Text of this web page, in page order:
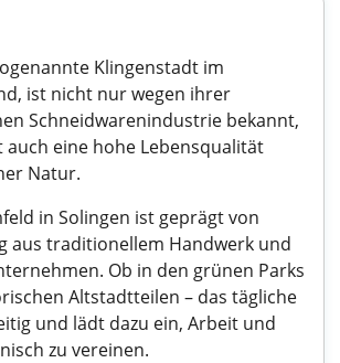
Klingenstadt im
ist nicht nur wegen ihrer
Schneidwarenindustrie bekannt,
eine hohe Lebensqualität
Natur.
in Solingen ist geprägt von
aus traditionellem Handwerk und
Ob in den grünen Parks
Altstadtteilen – das tägliche
und lädt dazu ein, Arbeit und
zu vereinen.